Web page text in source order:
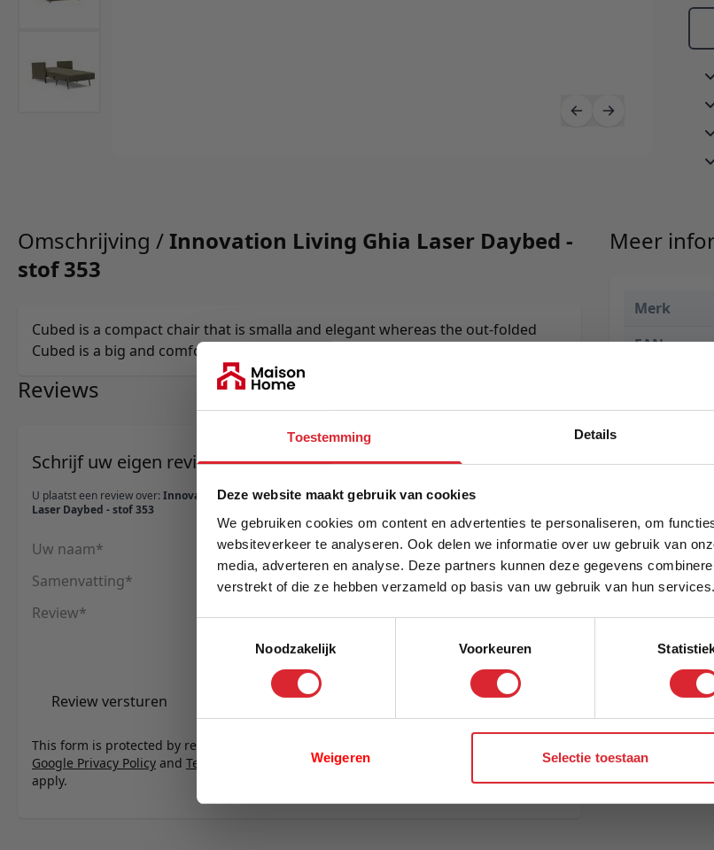
Toestemming Details
Deze website maakt gebruik van cookies
We gebruiken cookies om content en advertenties te personaliseren, om
websiteverkeer te analyseren. Ook delen we informatie over uw gebruik van
media, adverteren en analyse. Deze partners kunnen deze gegevens
verstrekt of die ze hebben verzameld op basis van uw gebruik van hun services.
Noodzakelijk
Voorkeuren
Weigeren Selectie toestaan
Omschrijving /Innovation Living Ghia Laser Daybed -
stof 353
Cubed is a compact chair that is smalla and elegant whereas the out-folded
Cubed is a big and comfortable single sleeper.
Reviews
Schrijf uw eigen review
U plaatst een review over: Innovation Living Ghia
Laser Daybed - stof 353
Uw naam
Samenvatting
Review
Review versturen
This form is protected by reCAPTCHA - the
Google Privacy Policy and Terms of Service
apply.
Meer
Merk
EAN
Levertijd
5%
Schrijf je in en ontvang direct een